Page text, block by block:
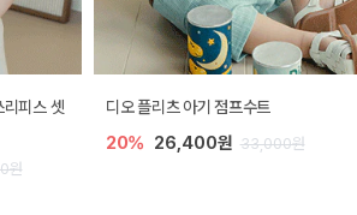
피스 셋
원
디오 플리츠 아기 점프수트
20% 26,400원 33,000원